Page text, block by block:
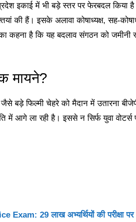
प्रदेश इकाई में भी बड़े स्तर पर फेरबदल किया
की हैं। इसके अलावा कोषाध्यक्ष, सह-
का कहना है कि यह बदलाव संगठन को
मायने?
बड़े फिल्मी चेहरे को मैदान में उतारना
में आगे ला रही है। इससे न सिर्फ युवा
Exam: 29 लाख अभ्यर्थियों की परीक्षा